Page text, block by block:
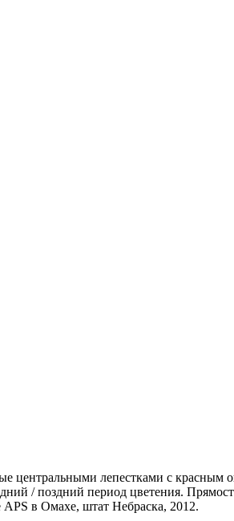
центральными лепестками с
/ поздний период цветения.
в Омахе, штат Небраска, 2012.